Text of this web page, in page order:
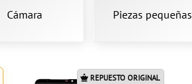
Cámara Piezas pequeñas
REPUESTO ORIGINAL